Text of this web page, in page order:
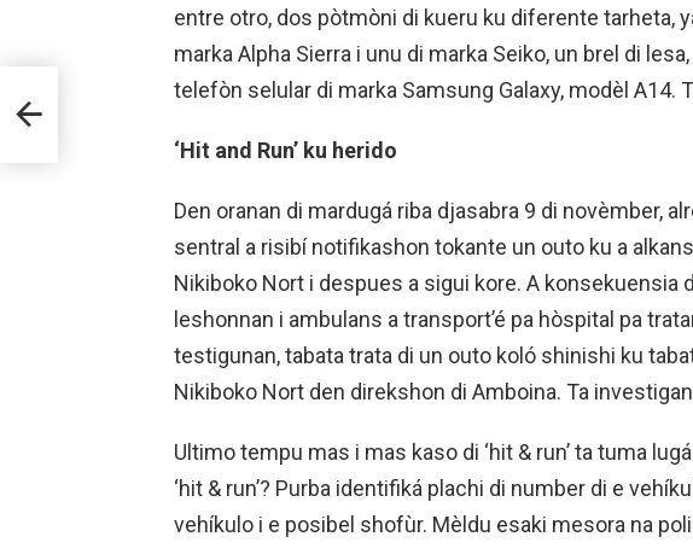
entre otro, dos pòtmòni di kueru ku diferente tarheta,
marka Alpha Sierra i unu di marka Seiko, un brel di
telefòn selular di marka Samsung Galaxy, modèl A14.
‘Hit and Run’ ku herido
Den oranan di mardugá riba djasabra 9 di novèmber,
sentral a risibí notifikashon tokante un outo ku a
Nikiboko Nort i despues a sigui kore. A konsekuensia
leshonnan i ambulans a transport’é pa hòspital pa
testigunan, tabata trata di un outo koló shinishi ku
Nikiboko Nort den direkshon di Amboina. Ta
Ultimo tempu mas i mas kaso di ‘hit & run’ ta tuma
‘hit & run’? Purba identifiká plachi di number di e
vehíkulo i e posibel shofùr. Mèldu esaki mesora na